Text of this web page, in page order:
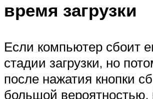
время загрузки
Если компьютер сбоит
стадии загрузки, но
после нажатия кнопки
большой вероятностью,